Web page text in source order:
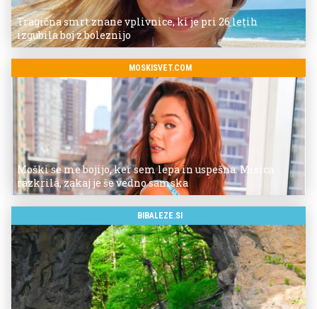
Tragična smrt znane vplivnice, ki je pri 26 letih
izgubila boj z boleznijo
MOSKISVET.COM
Moški se me bojijo, ker sem lepa in uspešna: Misica
razkrila, zakaj je še vedno samska
BIBALEZE.SI